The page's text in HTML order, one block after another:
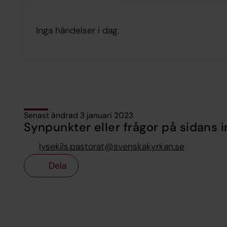
Inga händelser i dag.
Senast ändrad 3 januari 2023
Synpunkter eller frågor på sidans
lysekils.pastorat@svenskakyrkan.se
Dela